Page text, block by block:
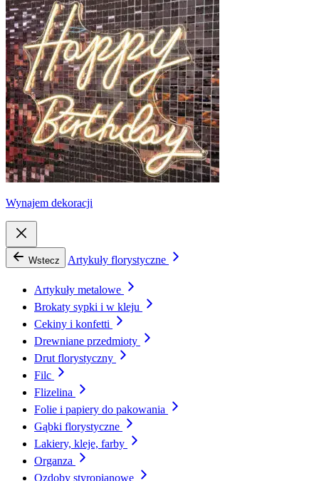
Wynajem dekoracji
Wstecz Artykuły florystyczne
Artykuły metalowe
Brokaty sypki i w kleju
Cekiny i konfetti
Drewniane przedmioty
Drut florystyczny
Filc
Flizelina
Folie i papiery do pakowania
Gąbki florystyczne
Lakiery, kleje, farby
Organza
Ozdoby styropianowe